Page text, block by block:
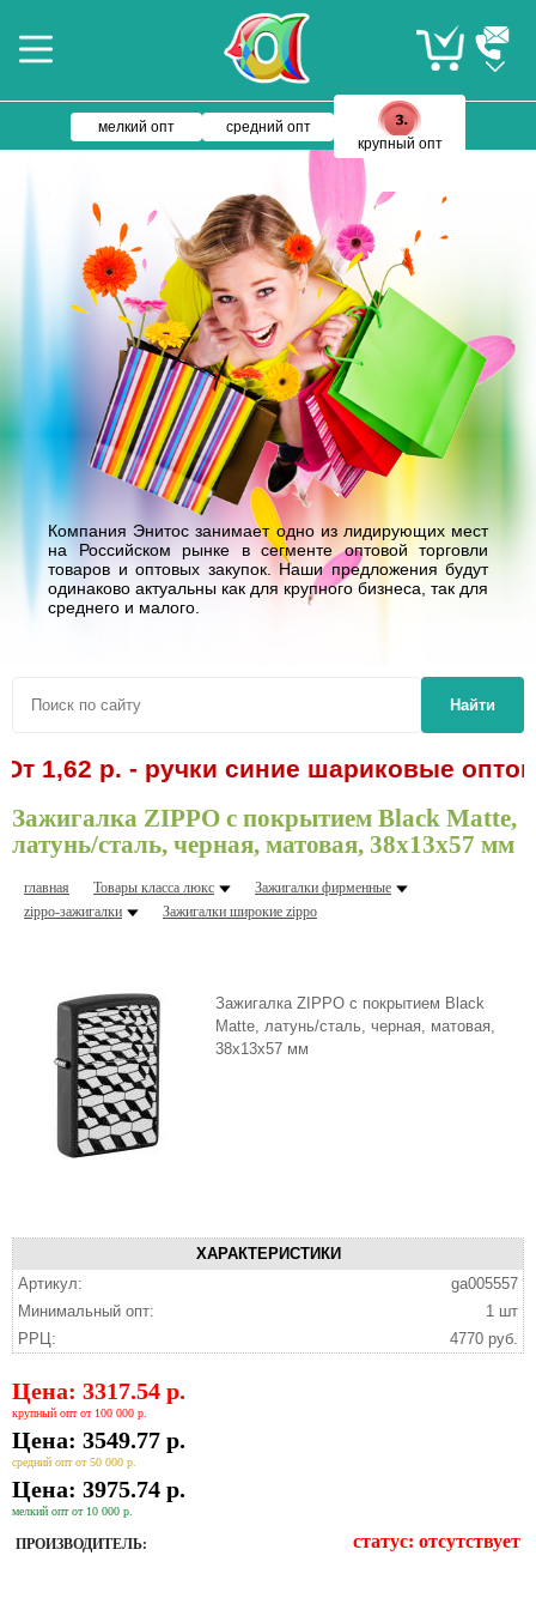
мелкий опт
средний опт
крупный опт
Компания Энитос занимает одно из лидирующих мест
на Российском рынке в сегменте оптовой торговли
товаров и оптовых закупок. Наши предложения будут
одинаково актуальны как для крупного бизнеса, так для
среднего и малого.
Найти
р. - ручки синие шариковые оптом!
Зажигалка ZIPPO с покрытием Black Matte,
латунь/сталь, черная, матовая, 38x13x57 мм
главная Товары класса люкс
Зажигалки фирменные
zippo-зажигалки
Зажигалки шиpокие zippo
Зажигалка ZIPPO с покрытием Black
Matte, латунь/сталь, черная, матовая,
38x13x57 мм
ХАРАКТЕРИСТИКИ
Артикул:
ga005557
Минимальный опт:
1 шт
РРЦ:
4770 руб.
Цена: 3317.54 р.
крупный опт от 100 000 р.
Цена: 3549.77 р.
средний опт от 50 000 р.
Цена: 3975.74 р.
мелкий опт от 10 000 р.
ПРОИЗВОДИТЕЛЬ: статус: отсутствует